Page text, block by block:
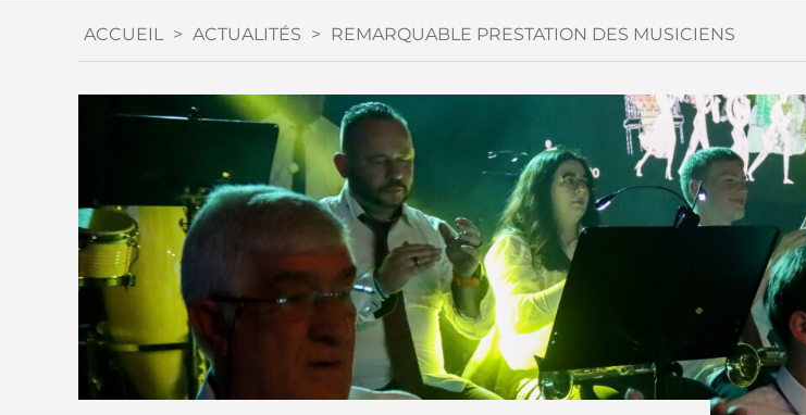
ACCUEIL > ACTUALITÉS > REMARQUABLE PRESTATION DES MUSICIENS